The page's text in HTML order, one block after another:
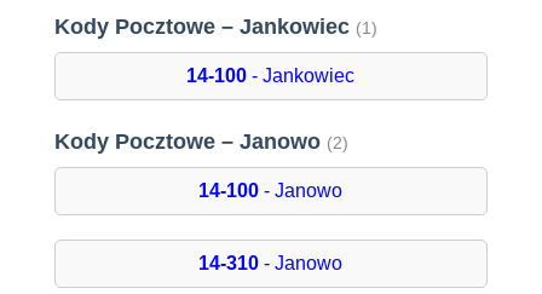
Kody Pocztowe – Jankowiec (1)
14-100 - Jankowiec
Kody Pocztowe – Janowo (2)
14-100 - Janowo
14-310 - Janowo